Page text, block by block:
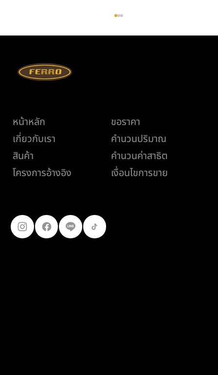
ถนนคอนกรีต vs ถนนลาดยาง เลือกแบบไหนดี
ให้เหมาะกับงานของคุณ?
หน้าหลัก
เกี่ยวกับเรา
สินค้า
โครงการอ้างอิง
ขอราคา
คำนวนปริมาณ
คำนวนค่าสาธิต
เงื่อนไขการขาย